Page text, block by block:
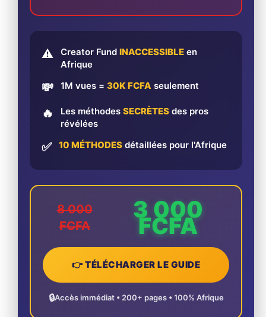
⚠️ Creator Fund INACCESSIBLE en
Afrique
💸 1M vues = 30K FCFA seulement
🔥 Les méthodes SECRÈTES des pros
révélées
✅ 10 MÉTHODES détaillées pour l'Afrique
8 000
FCFA
3 000
FCFA
👉 TÉLÉCHARGER LE GUIDE
🔒Accès immédiat • 200+ pages • 100% Afrique